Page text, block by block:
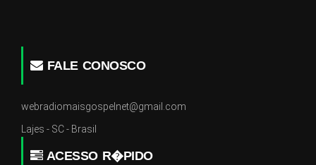
FALE CONOSCO
webradiomaisgospelnet@gmail.com
Lajes - SC - Brasil
ACESSO R�PIDO